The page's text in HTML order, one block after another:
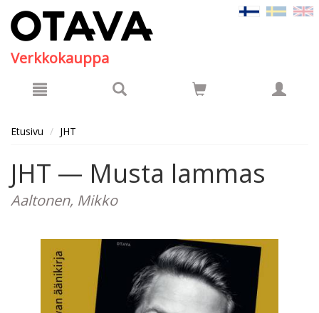
Verkkokauppa
Etusivu JHT
JHT — Musta lammas
Aaltonen, Mikko